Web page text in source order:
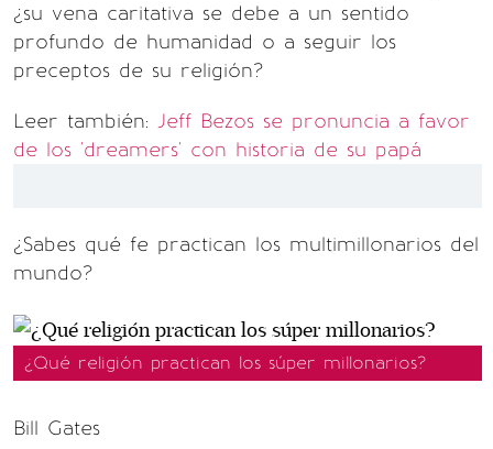
¿su vena caritativa se debe a un sentido
profundo de humanidad o a seguir los
preceptos de su religión?
Leer también: Jeff Bezos se pronuncia a favor
de los 'dreamers' con historia de su papá
¿Sabes qué fe practican los multimillonarios del
mundo?
¿Qué religión practican los súper millonarios?
Bill Gates